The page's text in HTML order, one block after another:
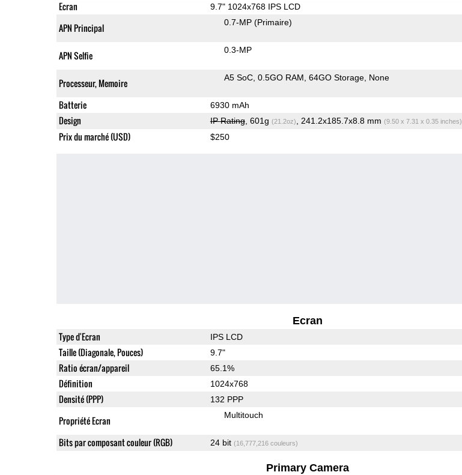
Ecran 9.7" 1024x768 IPS LCD
APN Principal 0.7-MP (Primaire)
APN Selfie 0.3-MP
Processeur, Memoire A5 SoC 0.5GO RAM 64GO Storage None
Batterie 6930 mAh
Design IP Rating, 601g (21.2oz) , 241.2x185.7x8.8 mm (9.50 x 7.31 x 0.35 inches)
Prix du marché (USD) $250
Ecran
Type d'Ecran IPS LCD
Taille (Diagonale, Pouces) 9.7"
Ratio écran/appareil 65.1%
Définition 1024x768
Densité (PPP) 132 PPP
Propriété Ecran Multitouch
Bits par composant couleur (RGB) 24 bit (16,777,216 couleurs)
Primary Camera